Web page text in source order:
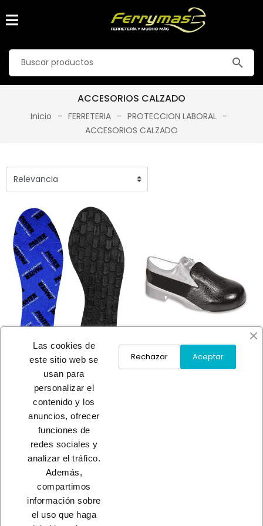
search
ACCESORIOS CALZADO
Inicio FERRETERIA
PROTECCION LABORAL
ACCESORIOS CALZADO
PLANTILLA MULTITALLA
PROFES
A consultar
Las cookies de
este sitio web se
usan para
personalizar el
contenido y los
anuncios, ofrecer
funciones de
redes sociales y
analizar el tráfico.
Además,
compartimos
información sobre
el uso que haga
Aceptar
Rechazar